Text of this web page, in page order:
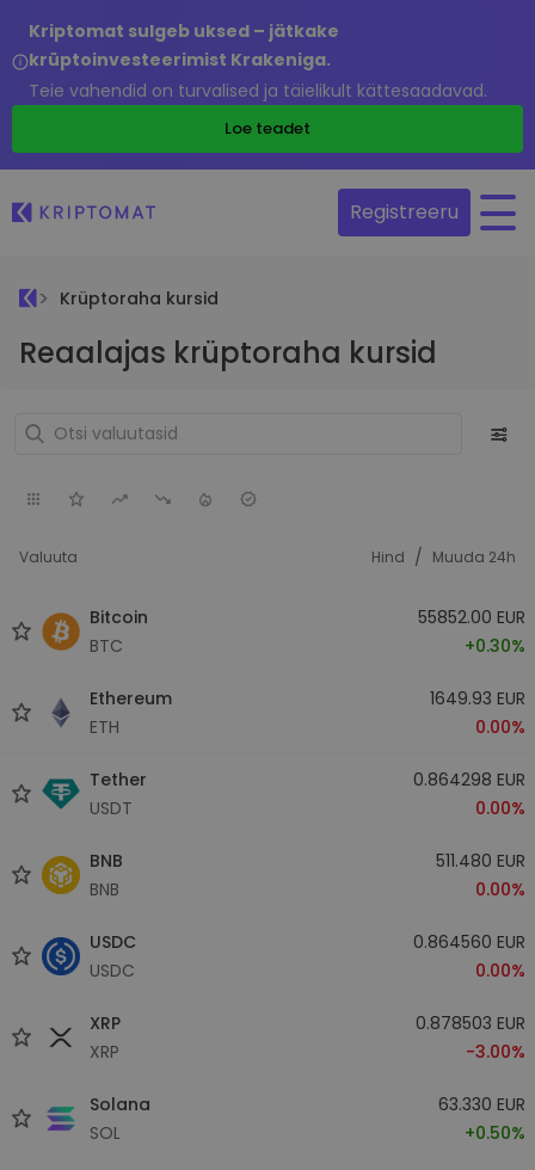
Kriptomat sulgeb uksed – jätkake
krüptoinvesteerimist Krakeniga.
Teie vahendid on turvalised ja täielikult kättesaadavad.
Loe teadet
Registreeru
Krüptoraha kursid
Reaalajas krüptoraha kursid
Valuuta Hind / Muuda 24h
Bitcoin
BTC
55852.00 EUR
+0.30%
Ethereum
ETH
1649.93 EUR
0.00%
Tether
USDT
0.864298 EUR
0.00%
BNB
BNB
511.480 EUR
0.00%
USDC
USDC
0.864560 EUR
0.00%
XRP
XRP
0.878503 EUR
-3.00%
Solana
SOL
63.330 EUR
+0.50%